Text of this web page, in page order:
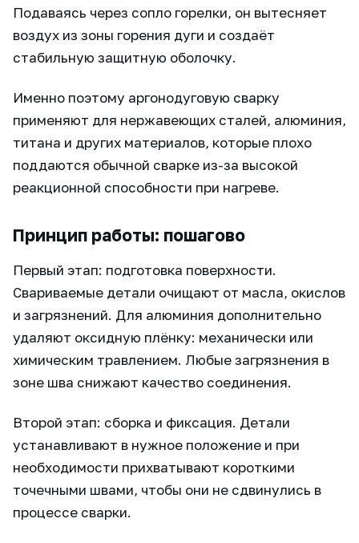
Подаваясь через сопло горелки, он вытесняет
воздух из зоны горения дуги и создаёт
стабильную защитную оболочку.
Именно поэтому аргонодуговую сварку
применяют для нержавеющих сталей, алюминия,
титана и других материалов, которые плохо
поддаются обычной сварке из-за высокой
реакционной способности при нагреве.
Принцип работы: пошагово
Первый этап: подготовка поверхности.
Свариваемые детали очищают от масла, окислов
и загрязнений. Для алюминия дополнительно
удаляют оксидную плёнку: механически или
химическим травлением. Любые загрязнения в
зоне шва снижают качество соединения.
Второй этап: сборка и фиксация. Детали
устанавливают в нужное положение и при
необходимости прихватывают короткими
точечными швами, чтобы они не сдвинулись в
процессе сварки.